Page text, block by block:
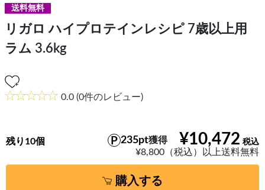
送料無料
リガロ ハイプロテインレシピ 7歳以上用
ラム 3.6kg
0.0 (0件のレビュー)
¥10,472
235pt獲得
¥8,800（税込）以上送料無料
残り10個
購入する